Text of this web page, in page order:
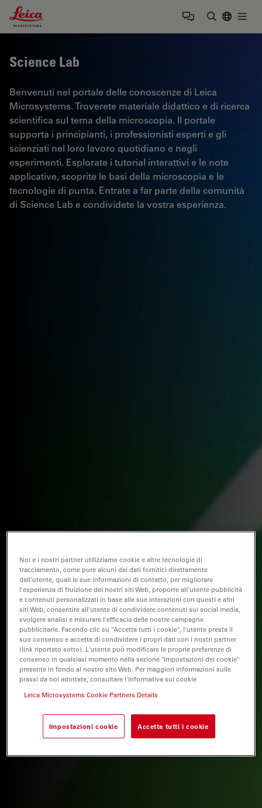
Leica Microsystems Logo
Science Lab
Benvenuti nel portale delle conoscenze di Leica
Microsystems. Troverete materiale didattico e di ricerca
scientifica sul tema della microscopia. Il portale
supporta i principianti, i professionisti esperti e gli
scienziati nel loro lavoro quotidiano e negli
esperimenti. Esplorate i tutorial interattivi e le note
applicative, scoprite le basi della microscopia e le
tecnologie di punta. Entrate a far parte della comunità
di Science Lab e condividete la vostra esperienza.
Noi e i nostri partner utilizziamo cookie e altre tecnologie di
tracciamento, come pure alcuni dei dati fornitici direttamente
dall'utente, quali le sue informazioni di contatto, per migliorare
l'esperienza di fruizione dei nostri siti Web, proporre all'utente pubblicità
e contenuti personalizzati in base alle sue interazioni con questi e altri
siti Web, consentire all'utente di condividere contenuti sui social media,
svolgere analisi e misurare l'efficacia delle nostre campagne
pubblicitarie. Facendo clic su "Accetta tutti i cookie", l'utente presta il
suo consenso e accetta di condividere i propri dati con i nostri partner
(link riportato sotto). L'utente può modificare le proprie preferenze di
consenso in qualsiasi momento nella sezione "Impostazioni dei cookie"
presente in fondo al nostro sito Web. Per maggiori informazioni sulle
prassi da noi adottate, consultare l'Informativa sui cookie
Leica Microsystems Cookie Partners Details
Impostazioni cookie Accetta tutti i cookie